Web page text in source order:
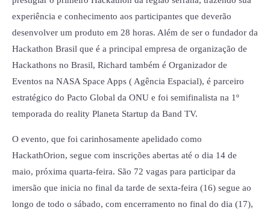
experiência e conhecimento aos participantes que deverão
desenvolver um produto em 28 horas. Além de ser o fundador da
Hackathon Brasil que é a principal empresa de organização de
Hackathons no Brasil, Richard também é Organizador de
Eventos na NASA Space Apps ( Agência Espacial), é parceiro
estratégico do Pacto Global da ONU e foi semifinalista na 1º
temporada do reality Planeta Startup da Band TV.
O evento, que foi carinhosamente apelidado como
HackathOrion, segue com inscrições abertas até o dia 14 de
maio, próxima quarta-feira. São 72 vagas para participar da
imersão que inicia no final da tarde de sexta-feira (16) segue ao
longo de todo o sábado, com encerramento no final do dia (17),